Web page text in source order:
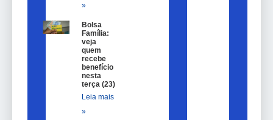
»
Bolsa
Família:
veja
quem
recebe
benefício
nesta
terça (23)
Leia mais
»